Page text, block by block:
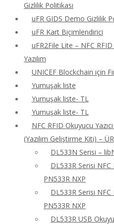
Gizlilik Politikası
uFR GIDS Demo Gizlilik
uFR Kart Biçimlendirici
uFR2File Lite – NFC
Yazılım
UNICEF Blockchain için
Yumuşak liste
Yumuşak liste- TL
Yumuşak liste- TL
NFC RFID Okuyucu
(Yazılım Geliştirme Kiti) –
DL533N Serisi –
DL533R Serisi NFC
PN533R NXP
DL533R Serisi NFC
PN533R NXP
DL533R USB